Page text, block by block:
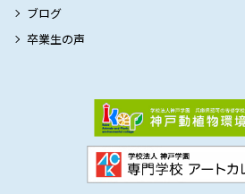
ブログ
卒業生の声